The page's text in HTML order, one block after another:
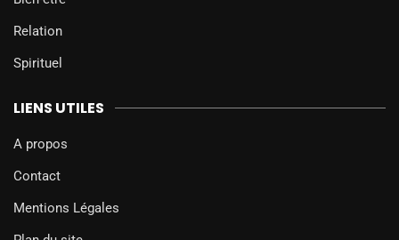
Relation
Spirituel
LIENS UTILES
A propos
Contact
Mentions Légales